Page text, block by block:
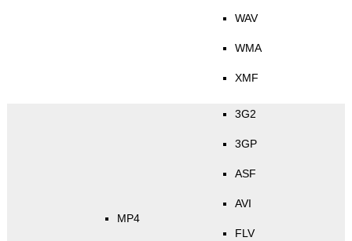
WAV
WMA
XMF
MP4
3G2
3GP
ASF
AVI
FLV